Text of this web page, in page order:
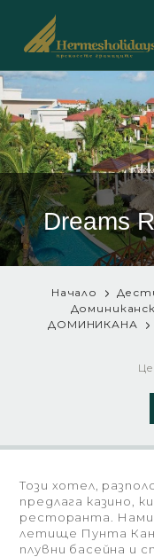
Dreams
Начало
ДОМИНИКАНА
Този хотел,
предлага казино,
ресторанта.
летище Пунта
плувни басейна и